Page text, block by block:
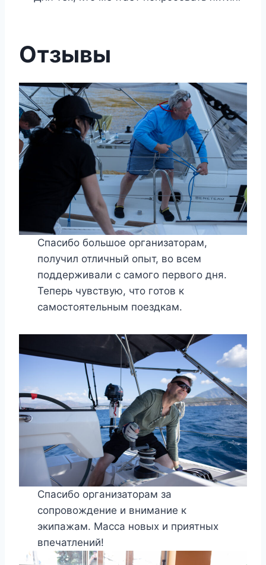
Отзывы
Спасибо большое организаторам,
получил отличный опыт, во всем
поддерживали с самого первого дня.
Теперь чувствую, что готов к
самостоятельным поездкам.
Спасибо организаторам за
сопровождение и внимание к
экипажам. Масса новых и приятных
впечатлений!